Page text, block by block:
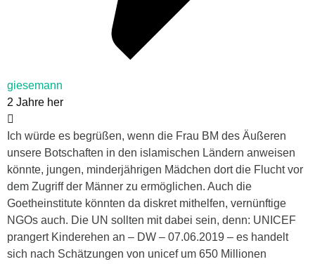
giesemann
2 Jahre her
Ich würde es begrüßen, wenn die Frau BM des Äußeren
unsere Botschaften in den islamischen Ländern anweisen
könnte, jungen, minderjährigen Mädchen dort die Flucht vor
dem Zugriff der Männer zu ermöglichen. Auch die
Goetheinstitute könnten da diskret mithelfen, vernünftige
NGOs auch. Die UN sollten mit dabei sein, denn: UNICEF
prangert Kinderehen an – DW – 07.06.2019 – es handelt
sich nach Schätzungen von unicef um 650 Millionen